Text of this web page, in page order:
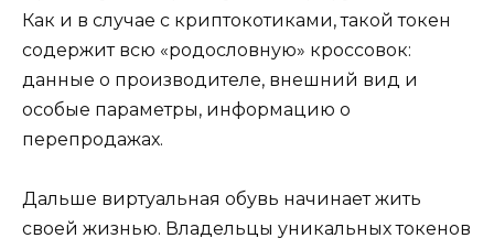
Как и в случае с криптокотиками, такой токен
содержит всю «родословную» кроссовок:
данные о производителе, внешний вид и
особые параметры, информацию о
перепродажах.
Дальше виртуальная обувь начинает жить
своей жизнью. Владельцы уникальных токенов